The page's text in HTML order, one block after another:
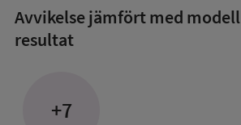
Avvikelse jämfört med
resultat
+7